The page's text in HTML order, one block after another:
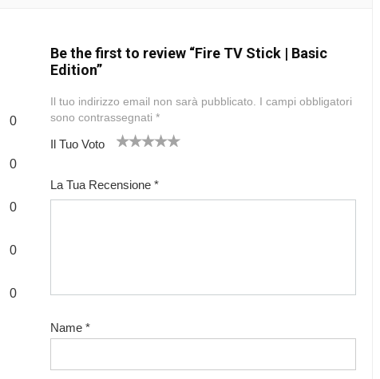
0
0
0
0
0
Be the first to review “Fire TV Stick | Basic
Edition”
Il tuo indirizzo email non sarà pubblicato.
I campi obbligatori
sono contrassegnati *
Il Tuo Voto
La Tua Recensione *
Name *